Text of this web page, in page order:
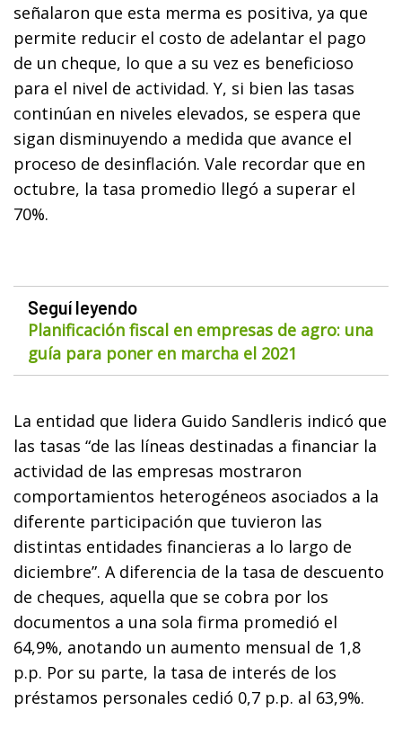
señalaron que esta merma es positiva, ya que
permite reducir el costo de adelantar el pago
de un cheque, lo que a su vez es beneficioso
para el nivel de actividad. Y, si bien las tasas
continúan en niveles elevados, se espera que
sigan disminuyendo a medida que avance el
proceso de desinflación. Vale recordar que en
octubre, la tasa promedio llegó a superar el
70%.
Seguí leyendo
Planificación fiscal en empresas de agro: una
guía para poner en marcha el 2021
La entidad que lidera Guido Sandleris indicó que
las tasas “de las líneas destinadas a financiar la
actividad de las empresas mostraron
comportamientos heterogéneos asociados a la
diferente participación que tuvieron las
distintas entidades financieras a lo largo de
diciembre”. A diferencia de la tasa de descuento
de cheques, aquella que se cobra por los
documentos a una sola firma promedió el
64,9%, anotando un aumento mensual de 1,8
p.p. Por su parte, la tasa de interés de los
préstamos personales cedió 0,7 p.p. al 63,9%.